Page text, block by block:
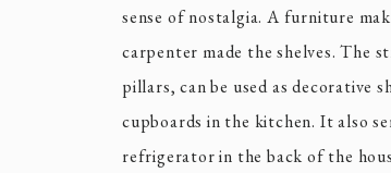
sense of nostalgia. A furniture
carpenter made the shelves. The
pillars, can be used as decorative
cupboards in the kitchen. It also
refrigerator in the back of the